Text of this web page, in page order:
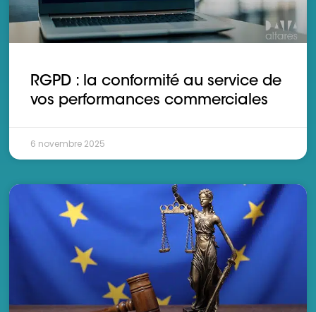
RGPD : la conformité au service de
vos performances commerciales
6 novembre 2025